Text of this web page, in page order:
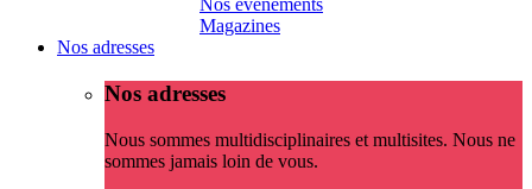
Nos événements
Magazines
Nos adresses
Nos adresses
Nous sommes multidisciplinaires et multisites. Nous ne
sommes jamais loin de vous.